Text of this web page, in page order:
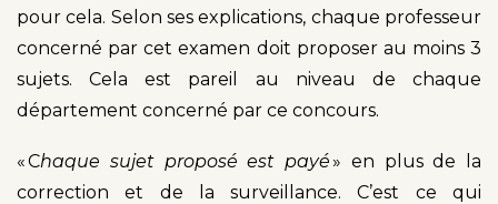
pour cela. Selon ses explications, chaque professeur
concerné par cet examen doit proposer au moins 3
sujets. Cela est pareil au niveau de chaque
département concerné par ce concours.
« Chaque sujet proposé est payé» en plus de la
correction et de la surveillance. C’est ce qui